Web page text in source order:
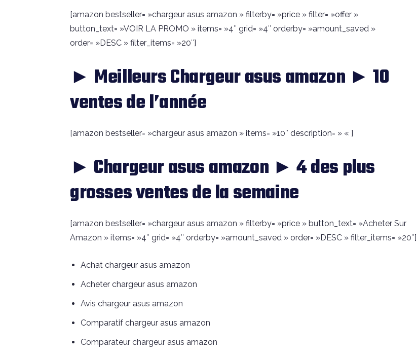
[amazon bestseller= »chargeur asus amazon » filterby= »price » filter= »offer »
button_text= »VOIR LA PROMO » items= »4″ grid= »4″ orderby= »amount_saved »
order= »DESC » filter_items= »20″]
► Meilleurs Chargeur asus amazon ► 10
ventes de l’année
[amazon bestseller= »chargeur asus amazon » items= »10″ description= » « ]
► Chargeur asus amazon ► 4 des plus
grosses ventes de la semaine
[amazon bestseller= »chargeur asus amazon » filterby= »price » button_text= »Acheter Sur
Amazon » items= »4″ grid= »4″ orderby= »amount_saved » order= »DESC » filter_items= »20″]
Achat chargeur asus amazon
Acheter chargeur asus amazon
Avis chargeur asus amazon
Comparatif chargeur asus amazon
Comparateur chargeur asus amazon